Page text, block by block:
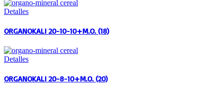
Detalles
ORGANOKALI 20-10-10+M.O. (18)
Detalles
ORGANOKALI 20-8-10+M.O. (20)